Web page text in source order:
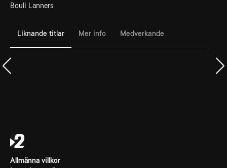
Bouli Lanners
Liknande titlar Mer info Medverkande
Allmänna villkor